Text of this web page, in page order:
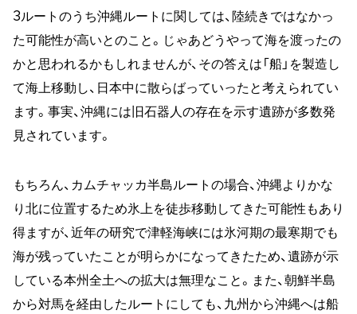
3ルートのうち沖縄ルートに関しては、陸続きではなかっ
た可能性が高いとのこと。じゃあどうやって海を渡ったの
かと思われるかもしれませんが、その答えは「船」を製造し
て海上移動し、日本中に散らばっていったと考えられてい
ます。事実、沖縄には旧石器人の存在を示す遺跡が多数発
見されています。
もちろん、カムチャッカ半島ルートの場合、沖縄よりかな
り北に位置するため氷上を徒歩移動してきた可能性もあり
得ますが、近年の研究で津軽海峡には氷河期の最寒期でも
海が残っていたことが明らかになってきたため、遺跡が示
している本州全土への拡大は無理なこと。また、朝鮮半島
から対馬を経由したルートにしても、九州から沖縄へは船